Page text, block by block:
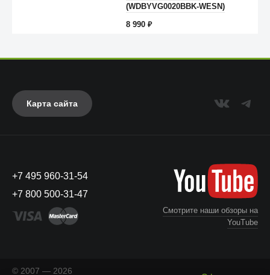
(WDBYVG0020BBK-WESN)
8 990₽
Карта сайта
+7 495 960-31-54
+7 800 500-31-47
Смотрите наши обзоры на
YouTube
© 2007 — 2026